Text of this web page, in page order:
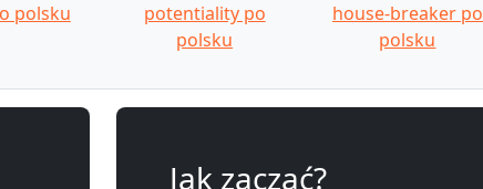
polsku
potentiality po
polsku
house-breaker po
polsku
Jak zacząć?